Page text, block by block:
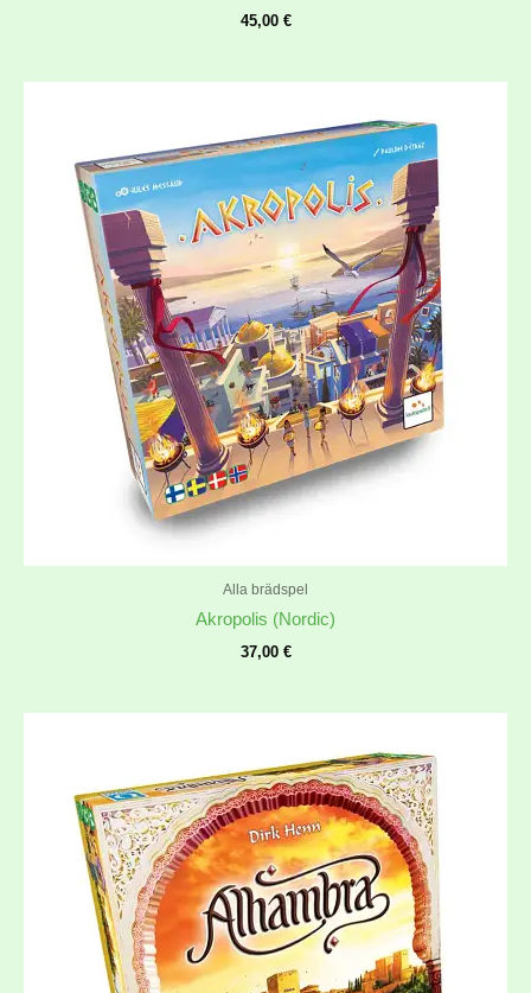
45,00 €
Alla brädspel
Akropolis (Nordic)
37,00 €